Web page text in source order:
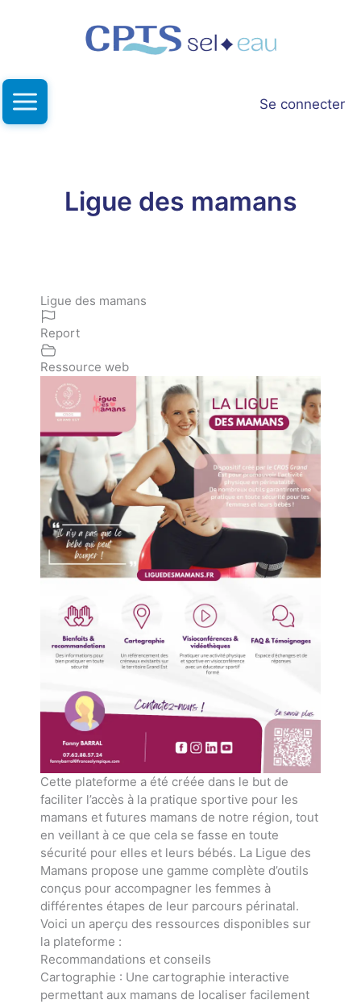
Se connecter
Ligue des mamans
Ligue des mamans
Report
Ressource web
Cette plateforme a été créée dans le but de
faciliter l’accès à la pratique sportive pour les
mamans et futures mamans de notre région, tout
en veillant à ce que cela se fasse en toute
sécurité pour elles et leurs bébés. La Ligue des
Mamans propose une gamme complète d’outils
conçus pour accompagner les femmes à
différentes étapes de leur parcours périnatal.
Voici un aperçu des ressources disponibles sur
la plateforme :
Recommandations et conseils
Cartographie : Une cartographie interactive
permettant aux mamans de localiser facilement